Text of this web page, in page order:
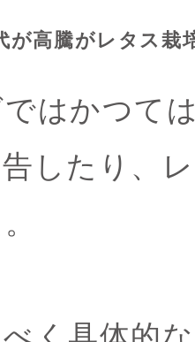
が高騰がレタス栽
はかつて
したり、